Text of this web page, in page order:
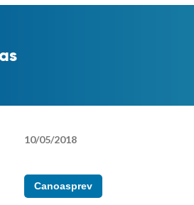
10/05/2018
Canoasprev